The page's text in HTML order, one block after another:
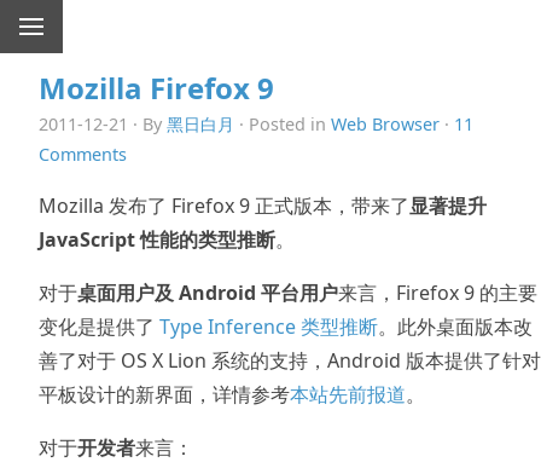
Mozilla Firefox 9
2011-12-21 · By 黑日白月 · Posted in Web Browser · 11
Comments
Mozilla 发布了 Firefox 9 正式版本，带来了显著提升
JavaScript 性能的类型推断。
对于桌面用户及 Android 平台用户来言，Firefox 9 的主要
变化是提供了 Type Inference 类型推断。此外桌面版本改
善了对于 OS X Lion 系统的支持，Android 版本提供了针对
平板设计的新界面，详情参考本站先前报道。
对于开发者来言：